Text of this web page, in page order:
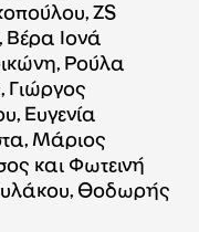
ZS
Βέρα Ιονά
Ρούλα
Ευγενία
Μάριος
και Φωτεινή
Θοδωρής